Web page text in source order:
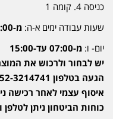
כניסה 4. קומה 1
שעות עבודה ימים א-ה: מ-07:00 עד-20:00
יום- ו: מ-07:00 עד-15:00
יש לבחור ולרכוש את
הגעה בטלפון 052-3214741
איסוף עצמי לאחר רכישה
כוחות הביטחון ניתן